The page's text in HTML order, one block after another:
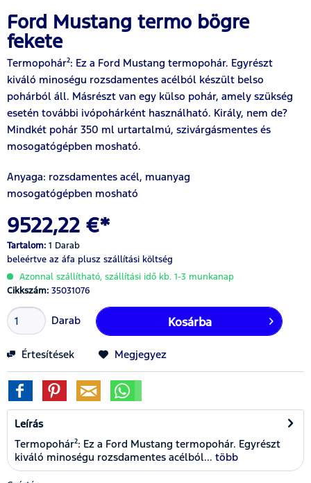
Ford Mustang termo bögre
fekete
Termopohár²: Ez a Ford Mustang termopohár. Egyrészt
kiváló minoségu rozsdamentes acélból készült belso
pohárból áll. Másrészt van egy külso pohár, amely szükség
esetén további ivópohárként használható. Király, nem de?
Mindkét pohár 350 ml urtartalmú, szivárgásmentes és
mosogatógépben mosható.
Anyaga: rozsdamentes acél, muanyag
mosogatógépben mosható
9522,22 €*
Tartalom: 1 Darab
beleértve az áfa plusz szállítási költség
Azonnal szállítható, szállítási idő kb. 1-3 munkanap
Cikkszám: 35031076
Darab Kosárba
Értesítések Megjegyez
Leírás
Termopohár²: Ez a Ford Mustang termopohár. Egyrészt
kiváló minoségu rozsdamentes acélból... több